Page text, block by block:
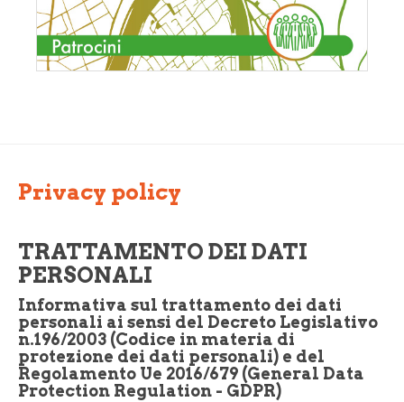
Privacy policy
TRATTAMENTO DEI DATI
PERSONALI
Informativa sul trattamento dei dati
personali ai sensi del Decreto Legislativo
n.196/2003 (Codice in materia di
protezione dei dati personali) e del
Regolamento Ue 2016/679 (General Data
Protection Regulation - GDPR)